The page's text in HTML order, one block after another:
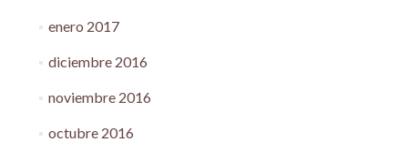
enero 2017
diciembre 2016
noviembre 2016
octubre 2016